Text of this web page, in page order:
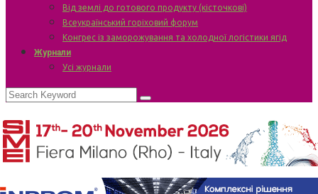
Від землі до готового продукту (кісточкові)
Всеукраїнський горіховий форум
Конгрес із заморожування та холодної логістики ягід
Журнали
Усі журнали